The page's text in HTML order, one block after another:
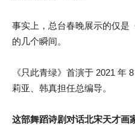
事实上，总台春晚展示的仅是
的几个瞬间。
《只此青绿》首演于 2021 年
莉亚、韩真担任总编导。
这部舞蹈诗剧对话北宋天才画